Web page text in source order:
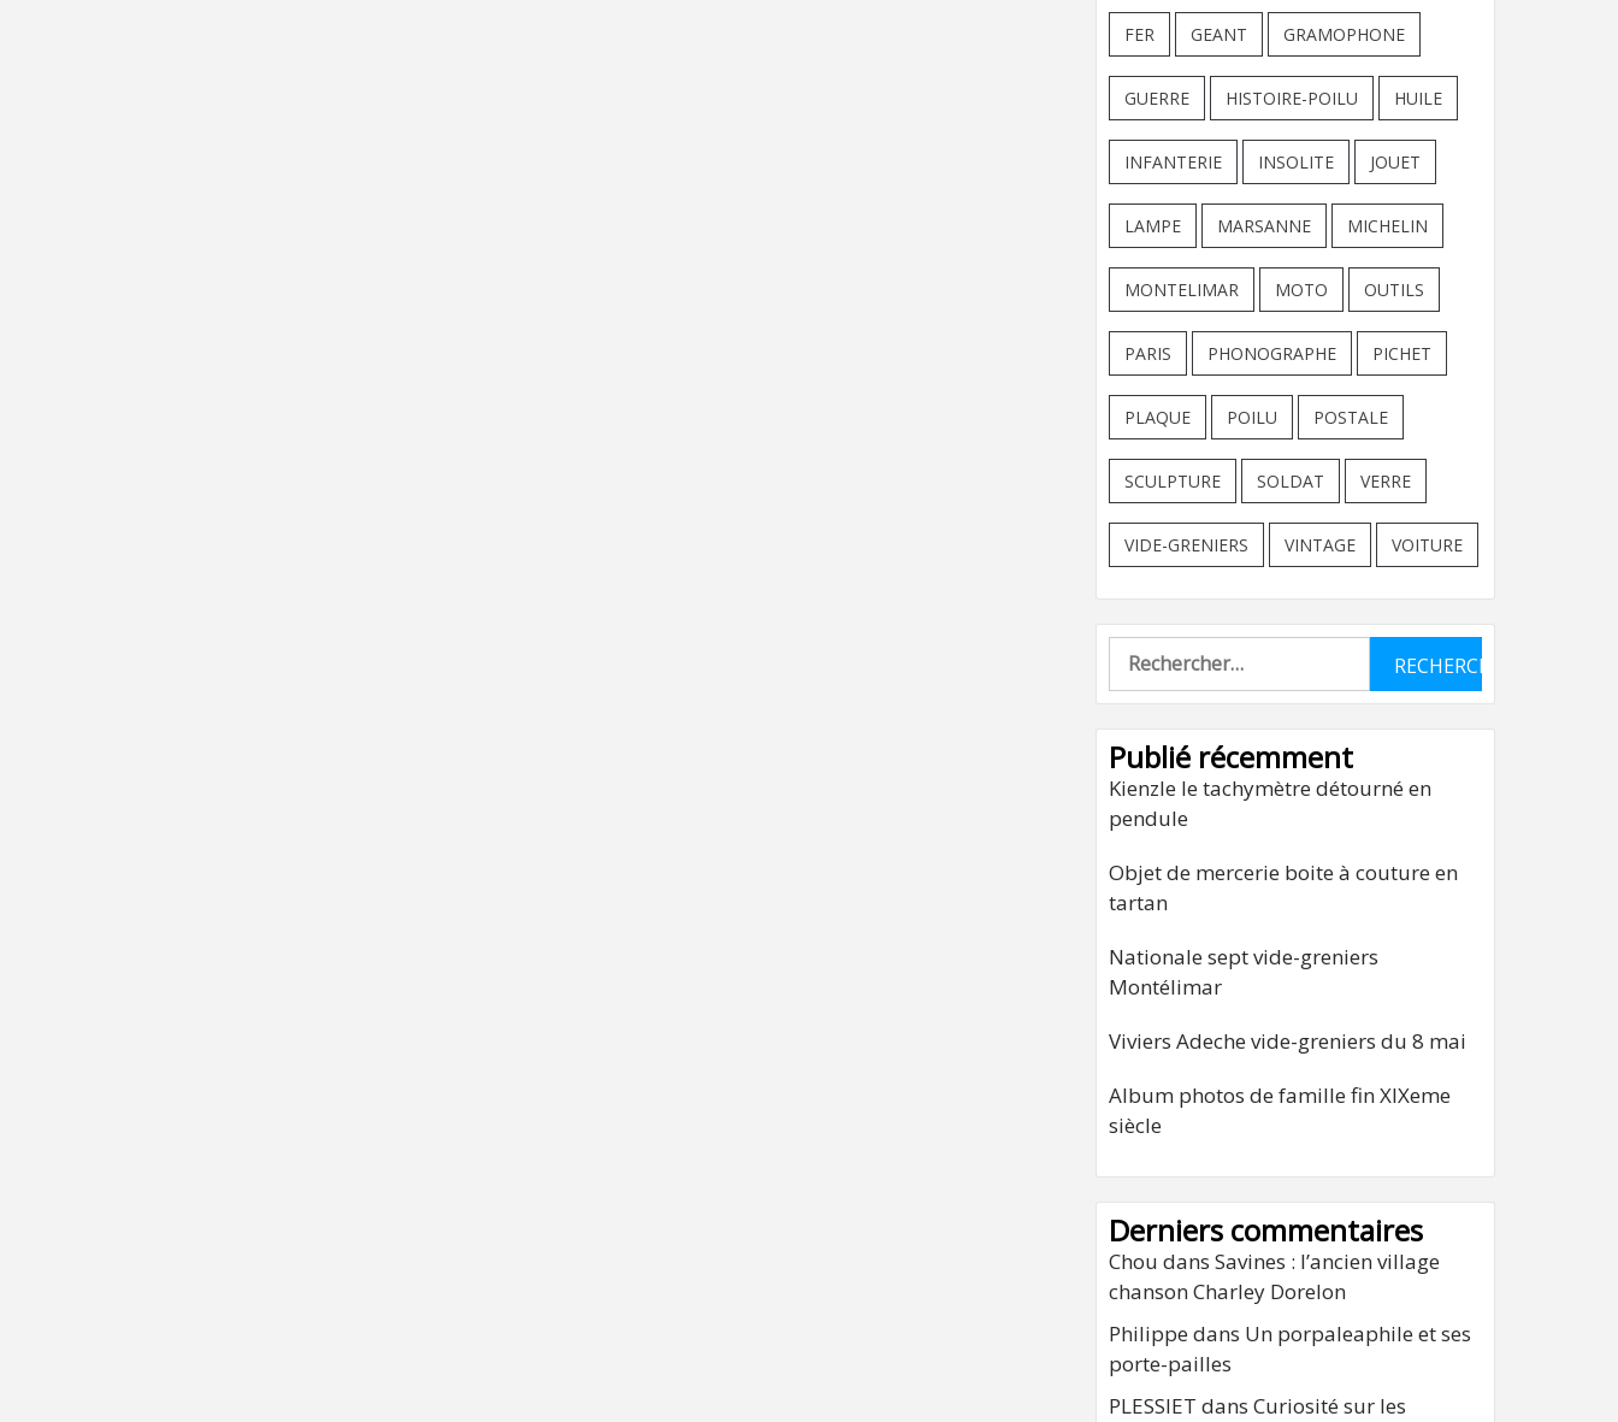
FER GEANT GRAMOPHONE
GUERRE HISTOIRE-POILU HUILE
INFANTERIE INSOLITE JOUET
LAMPE MARSANNE MICHELIN
MONTELIMAR MOTO OUTILS
PARIS PHONOGRAPHE PICHET
PLAQUE POILU POSTALE
SCULPTURE SOLDAT VERRE
VIDE-GRENIERS VINTAGE VOITURE
Rechercher :
Publié récemment
Kienzle le tachymètre détourné en
pendule
Objet de mercerie boite à couture en
tartan
Nationale sept vide-greniers
Montélimar
Viviers Adeche vide-greniers du 8 mai
Album photos de famille fin XIXeme
siècle
Derniers commentaires
Chou dans Savines : l’ancien village
chanson Charley Dorelon
Philippe dans Un porpaleaphile et ses
porte-pailles
PLESSIET dans Curiosité sur les